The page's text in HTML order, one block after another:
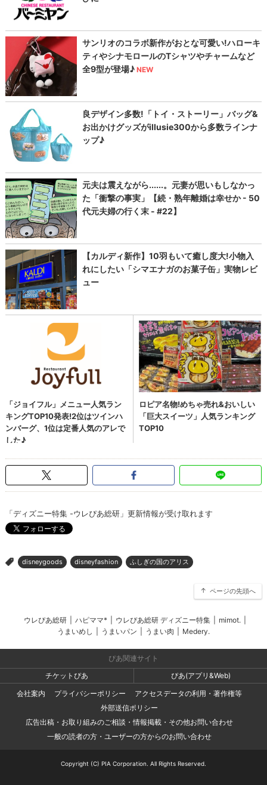
「ディズニー特集 -ウレぴあ総研」更新情報が受け取れます
> disneygoods disneyfashion ふしぎの国のアリス
ページの先頭へ
ウレぴあ総研 ハピママ* ウレぴあ総研 ディズニー特集 mimot.
うまいめし
うまいパン うまい肉 Medery.
ぴあ関連サイト
チケットぴあ
ぴあ(アプリ&Web)
会社案内
プライバシーポリシー
アクセスデータの利用・著作権等
外部送信ポリシー
広告出稿・お取り組みのご相談・情報掲載・その他お問い合わせ
一般の読者の方・ユーザーの方からのお問い合わせ
Copyright (C) PIA Corporation. All Rights Reserved.